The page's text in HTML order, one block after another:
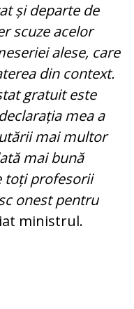
și departe de
scuze acelor
alese, care
din context.
gratuit este
mea a
mai multor
mai bună
toți profesorii
onest pentru
ministrul.